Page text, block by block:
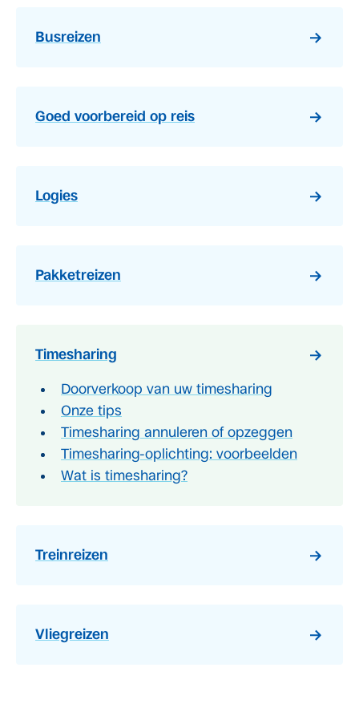
Busreizen
Goed voorbereid op reis
Logies
Pakketreizen
Timesharing
Doorverkoop van uw timesharing
Onze tips
Timesharing annuleren of opzeggen
Timesharing-oplichting: voorbeelden
Wat is timesharing?
Treinreizen
Vliegreizen